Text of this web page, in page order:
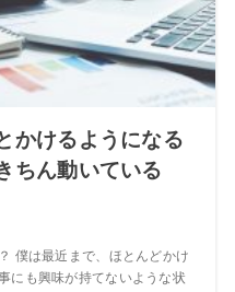
かけるようになる
ちん動いている
僕は最近まで、ほとんどかけ
にも興味が持てないような状